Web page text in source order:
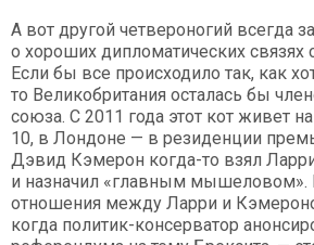
А вот другой четвероногий всегда
о хороших дипломатических связях
Если бы все происходило так, как
то Великобритания осталась бы
союза. С 2011 года этот кот живет
10, в Лондоне — в резиденции
Дэвид Кэмерон когда-то взял
и назначил «главным мышеловом».
отношения между Ларри и
когда политик-консерватор